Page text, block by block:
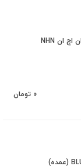
0 تومان